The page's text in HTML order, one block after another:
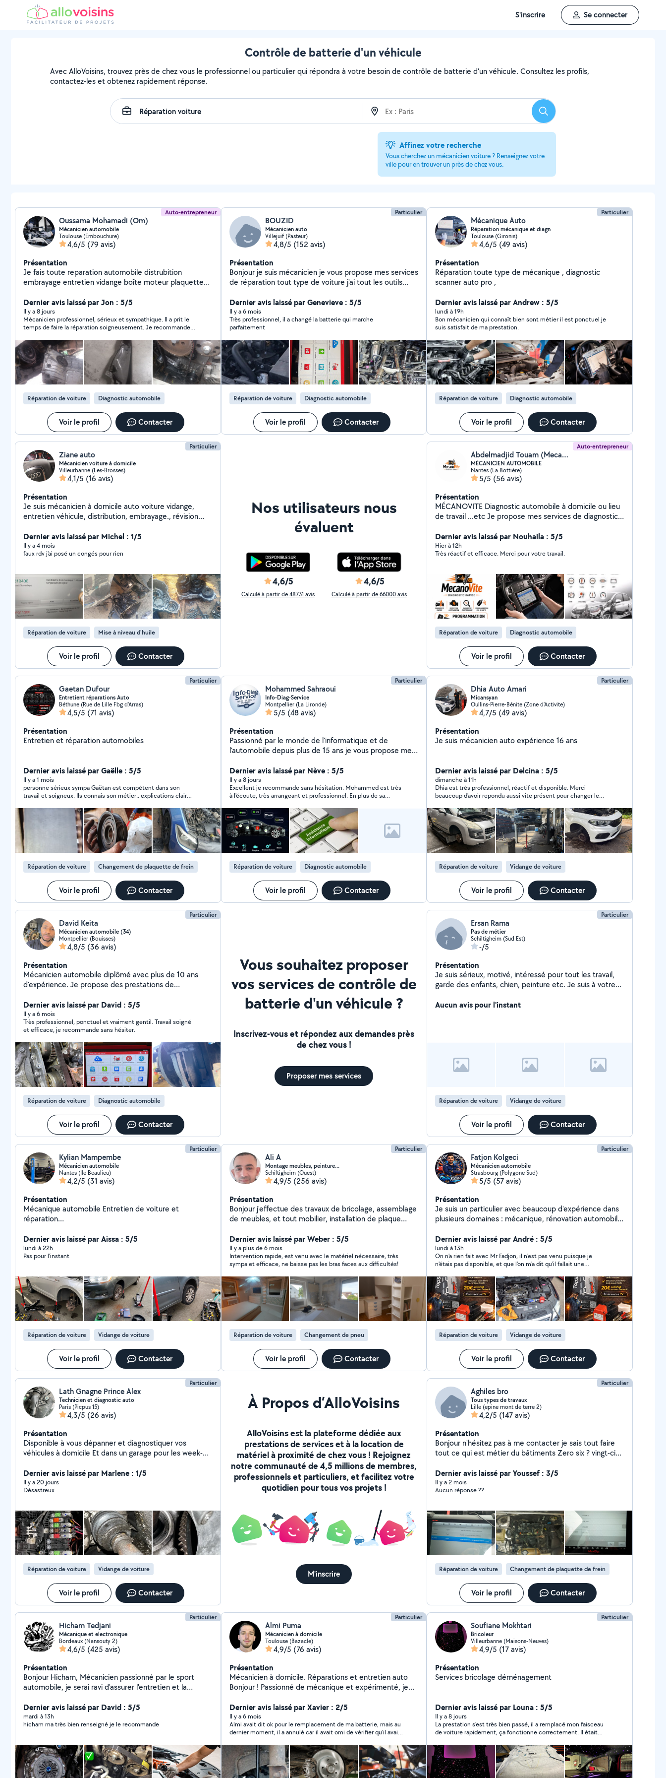
S'inscrire Se connecter
Contrôle de batterie d'un véhicule
Avec AlloVoisins, trouvez près de chez vous le professionnel ou particulier qui répondra à votre besoin de contrôle de batterie d'un véhicule. Consultez les profils,
contactez-les et obtenez rapidement réponse.
Rechercher
Affinez votre recherche
Vous cherchez un mécanicien voiture ? Renseignez votre
ville pour en trouver un près de chez vous.
Auto-entrepreneur
Oussama Mohamadi (Om)
Mécanicien automobile
Toulouse (Embouchure)
4,6/5 (79 avis)
Présentation
Je fais toute reparation automobile distrubition
embrayage entretien vidange boîte moteur plaquette
injecteur joint spi toute réparations mécanique
diagnostic auto réinstallation ad blue
Dernier avis laissé par Jon : 5/5
Il y a 8 jours
Mécanicien professionnel, sérieux et sympathique. Il a prit le
temps de faire la réparation soigneusement. Je recommande
Réparation de voiture Diagnostic automobile
Voir le profil Contacter
Particulier
BOUZID
Mécanicien auto
Villejuif (Pasteur)
4,8/5 (152 avis)
Présentation
Bonjour je suis mécanicien je vous propose mes services
de réparation tout type de voiture j'ai tout les outils
week-ends vous pouvez me contacte ou téléphone
o6984360 31de préférence j'arrive pas à répondre à
vous messages sur l'application merci de me contacts
par appeler ou SMS et je vous répond
Dernier avis laissé par Genevieve : 5/5
Il y a 6 mois
Très professionnel, il a changé la batterie qui marche
parfaitement
Réparation de voiture Diagnostic automobile
Voir le profil Contacter
Particulier
Mécanique Auto
Réparation mécanique et diagn
Toulouse (Gironis)
4,6/5 (49 avis)
Présentation
Réparation toute type de mécanique , diagnostic
scanner auto pro ,
Dernier avis laissé par Andrew : 5/5
lundi à 19h
Bon mécanicien qui connaît bien sont métier il est ponctuel je
suis satisfait de ma prestation.
Réparation de voiture Diagnostic automobile
Voir le profil Contacter
Particulier
Ziane auto
Mécanicien voiture à domicile
Villeurbanne (Les-Brosses)
4,1/5 (16 avis)
Présentation
Je suis mécanicien à domicile auto voiture vidange,
entretien véhicule, distribution, embrayage., révision
Dernier avis laissé par Michel : 1/5
Il y a 4 mois
faux rdv j'ai posé un congés pour rien
Réparation de voiture Mise à niveau d'huile
Voir le profil Contacter
Nos utilisateurs nous
évaluent
4,6/5
Calculé à partir de 48731 avis
4,6/5
Calculé à partir de 66000 avis
Auto-entrepreneur
Abdelmadjid Touam (MecanoVite)
MÉCANICIEN AUTOMOBILE
Nantes (La Bottière)
5/5 (56 avis)
Présentation
MÉCANOVITE Diagnostic automobile à domicile ou lieu
de travail ...etc Je propose mes services de diagnostic
LAUNCH X431 IMMO Elite PRO5 (2026) Testeur
batterie TOPDON b6000 (pro) -Diagnostic tous
systèmes (moteur, ABS, airbag, BSI, etc.) - Lecture &
détaillé directement par mail. Test état batterie /
démarrage / alternateur /l'enregistrement (codage)
d'une nouvelle batterie après son installation -
Programmation Clé Renault Peugeot etc ..
Déplacement possible (en supplément) Devis sur
demande Paiement accepté : Espèces ou Sans Contact
accepté Virement sur compte professionnel
Intervention sérieuse Explications claires Prix
transparents
Dernier avis laissé par Nouhaila : 5/5
Hier à 12h
Très réactif et efficace. Merci pour votre travail.
Réparation de voiture Diagnostic automobile
Voir le profil Contacter
Particulier
Gaetan Dufour
Entretient réparations Auto
Béthune (Rue de Lille Fbg d'Arras)
4,5/5 (71 avis)
Présentation
Entretien et réparation automobiles
Dernier avis laissé par Gaëlle : 5/5
Il y a 1 mois
personne sérieux sympa Gaëtan est compétent dans son
travail et soigneux. Ils connais son métier.. explications clair
allez voir Gaëtan....et un grand merci pour le travail effectué sur
ma voiture Mégane
Réparation de voiture Changement de plaquette de frein
Voir le profil Contacter
Particulier
Mohammed Sahraoui
Info-Diag-Service
Montpellier (La Lironde)
5/5 (48 avis)
Présentation
Passionné par le monde de l'informatique et de
l'automobile depuis plus de 15 ans je vous propose mes
diagnostique automobile et aussi de l'assistance
informatique. Je me déplace si nécessaire pour régler
les problèmes que vous pouvez avoir avec votre
matériel informatique ou votre voiture à des prix
attractifs. Polyvalent et disponible, je m'adapte à vos
demandes avec sérieux et bonne humeur ! N'hésitez
pas à me contacter
Dernier avis laissé par Nève : 5/5
Il y a 8 jours
Excellent je recommande sans hésitation. Mohammed est très
à l'écoute, très arrangeant et professionnel. En plus de sa
fiable.
Réparation de voiture Diagnostic automobile
Voir le profil Contacter
Particulier
Dhia Auto Amari
Micansyan
Oullins-Pierre-Bénite (Zone d'Activite)
4,7/5 (49 avis)
Présentation
Je suis mécanicien auto expérience 16 ans
Dernier avis laissé par Delcina : 5/5
dimanche à 11h
Dhia est très professionnel, réactif et disponible. Merci
beaucoup d'avoir repondu aussi vite présent pour changer le
Réparation de voiture Vidange de voiture
Voir le profil Contacter
Particulier
David Keita
Mécanicien automobile (34)
Montpellier (Bouisses)
4,8/5 (36 avis)
Présentation
Mécanicien automobile diplômé avec plus de 10 ans
d'expérience. Je propose des prestations de
réparations toutes marques. Sérieux, ponctuel et à
l'écoute, je m'engage à offrir un travail de qualité au
meilleur prix. J'interviens à domicile et je me déplace
selon vos besoins pour l'entretien. Déplacement rapide
Devis avant intervention Disponible 7j/7 Urgences
possibles
Dernier avis laissé par David : 5/5
Il y a 6 mois
Très professionnel, ponctuel et vraiment gentil. Travail soigné
et efficace, je recommande sans hésiter.
Réparation de voiture Diagnostic automobile
Voir le profil Contacter
Vous souhaitez proposer
vos services de contrôle de
batterie d'un véhicule ?
Inscrivez-vous et répondez aux demandes près
de chez vous !
Proposer mes services
Particulier
Ersan Rama
Pas de métier
Schiltigheim (Sud Est)
-/5
Présentation
Je suis sérieux, motivé, intéressé pour tout les travail,
garde des enfants, chien, peinture etc. Je suis à votre
Aucun avis pour l'instant
Réparation de voiture Vidange de voiture
Voir le profil Contacter
Particulier
Kylian Mampembe
Mécanicien automobile
Nantes (Ile Beaulieu)
4,2/5 (31 avis)
Présentation
Mécanique automobile Entretien de voiture et
réparation
Dernier avis laissé par Aissa : 5/5
lundi à 22h
Pas pour l’instant
Réparation de voiture Vidange de voiture
Voir le profil Contacter
Particulier
Ali A
Montage meubles, peinture...
Schiltigheim (Ouest)
4,9/5 (256 avis)
Présentation
Bonjour j'effectue des travaux de bricolage, assemblage
de meubles, et tout mobilier, installation de plaque
tringles à rideaux, perçage tous murs, fixation
éléments... Peinture, rafraîchissement, réparation de
murs endommagés.
Dernier avis laissé par Weber : 5/5
Il y a plus de 6 mois
Intervention rapide, est venu avec le matériel nécessaire, très
sympa et efficace, ne baisse pas les bras faces aux difficultés!
Réparation de voiture Changement de pneu
Voir le profil Contacter
Particulier
Fatjon Kolgeci
Mécanicien automobile
Strasbourg (Polygone Sud)
5/5 (57 avis)
Présentation
Je suis un particulier avec beaucoup d'expérience dans
plusieurs domaines : mécanique, rénovation automobile
les clients doivent acheter leurs propres pièces) Je
réalise aussi la rénovation de jantes (jantes à déposer
sur place, minimum 4 jantes). Prix à partir de 100 par
jante, selon l'état. Je peux aussi vous aider pour la
décoration intérieure (maison ou appartement),
peinture (murs, portes) ainsi que pour la réparation de
certains objets, y compris les téléphones. PS : Merci de
respecter les rendez-vous. En cas d'absence, merci de
prévenir.
Dernier avis laissé par André : 5/5
lundi à 13h
On n'a rien fait avec Mr Fadjon, il n'est pas venu puisque je
n'étais pas disponible, et que l'on m'a dit qu'il fallait une
agréable.Merci.
Réparation de voiture Vidange de voiture
Voir le profil Contacter
Particulier
Lath Gnagne Prince Alex
Technicien et diagnostic auto
Paris (Picpus 15)
4,3/5 (26 avis)
Présentation
Disponible à vous dépanner et diagnostiquer vos
véhicules à domicile Et dans un garage pour les week-
Dernier avis laissé par Marlene : 1/5
Il y a 20 jours
Désastreux
Réparation de voiture Vidange de voiture
Voir le profil Contacter
À Propos d’AlloVoisins
AlloVoisins est la plateforme dédiée aux
prestations de services et à la location de
matériel à proximité de chez vous ! Rejoignez
notre communauté de 4,5 millions de membres,
professionnels et particuliers, et facilitez votre
quotidien pour tous vos projets !
M'inscrire
Particulier
Aghiles bro
Tous types de travaux
Lille (epine mont de terre 2)
4,2/5 (147 avis)
Présentation
Bonjour n'hésitez pas à me contacter je sais tout faire
tout ce qui est métier du bâtiments Zero six ? vingt-cinq
Plomberie électricité menuiserie plaquiste enduit
maçonnerie revêtement de sol tout type revêtement
mural tout type Serrurerie chaudronnerie Couverture
vert Presque un homme à tout faire.... Père de 4 petits
monstres je me dois d'assurer leur avenirs j'ai aussi
besoin de vous j'espère ne pas vous décevoir et un
grand merci de pouvoir vous servir
Dernier avis laissé par Youssef : 3/5
Il y a 2 mois
Aucun réponse ??
Réparation de voiture Changement de plaquette de frein
Voir le profil Contacter
Particulier
Hicham Tedjani
Mécanique et electronique
Bordeaux (Nansouty 2)
4,6/5 (425 avis)
Présentation
Bonjour Hicham, Mécanicien passionné par le sport
automobile, je serai ravi d'assurer l'entretien et la
Spécialisé dans les diagnostics mécaniques et
électriques, je mets mon expertise à votre service pour
garantir la performance et la fiabilité de votre voiture.
ou, dans la mesure du possible, directement chez vous .
N'hésitez pas à me contacter pour échanger sur vos
besoins. À très bientôt, j'espère !
Dernier avis laissé par David : 5/5
mardi à 13h
hicham ma très bien renseigné je le recommande
Particulier
Almi Puma
Mécanicien à domicile
Toulouse (Bazacle)
4,9/5 (76 avis)
Présentation
Mécanicien à domicile. Réparations et entretien auto
Bonjour ! Passionné de mécanique et expérimenté, je
réparation de votre véhicule, directement à domicile ou
sur votre lieu de travail. Les pièces peuvent être
fournies par vous ou achetées par moi selon vos
besoins. Je suis sérieux, ponctuel et à l'écoute. Mon
objectif : vous offrir un service pratique, de qualité et à
prix raisonnable. Déplacement dans votre secteur
Disponibilités flexibles Contactez-moi pour un devis
Dernier avis laissé par Xavier : 2/5
Il y a 6 mois
Almi avait dit ok pour le remplacement de ma batterie, mais au
dernier moment, il a annulé car il avait omi de vérifier qu'il avait
Dommage
Particulier
Soufiane Mokhtari
Bricoleur
Villeurbanne (Maisons-Neuves)
4,9/5 (17 avis)
Présentation
Services bricolage déménagement
Dernier avis laissé par Louna : 5/5
Il y a 8 jours
La prestation s'est très bien passé, il a remplacé mon faisceau
de voiture rapidement, ça fonctionne correctement. Il était